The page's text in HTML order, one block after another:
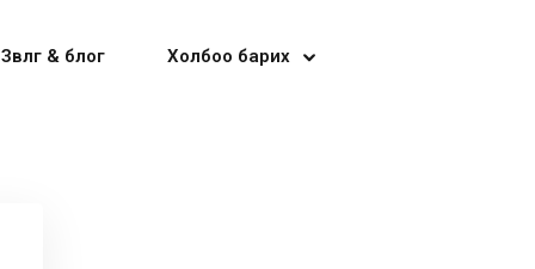
Зөвлөгөө & блог Холбоо барих